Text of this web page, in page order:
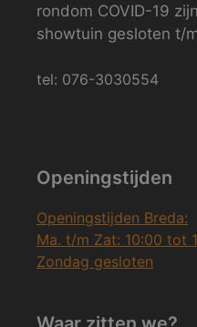
rondom COVID-19
showtuin gesloten t/
tel: 076-3030554
Openingstijden
Openingstijden Breda:
Ma. t/m Zat: 10:00 tot
Zondag gesloten